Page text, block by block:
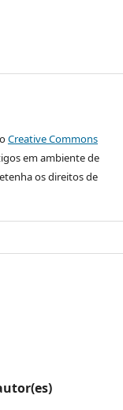
Creative Commons
em ambiente de
os direitos de